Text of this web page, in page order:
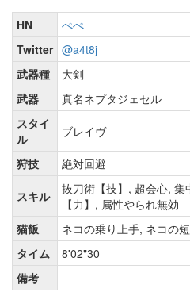
HN
ぺぺ
Twitter @a4t8j
武器種
大剣
武器
真名ネプタジェセル
スタイ
ル
ブレイヴ
狩技 絶対回避
スキル
抜刀術【技】, 超会心,
【力】, 属性やられ無効
猫飯
ネコの乗り上手, ネコの
タイム
8'02"30
備考